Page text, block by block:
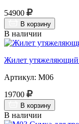
54900
В корзину
В наличии
Жилет
Артикул: М06
19700
В корзину
В наличии